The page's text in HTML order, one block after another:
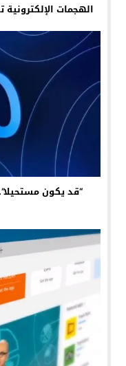
الهجمات الإلكترونية تكبد
“قد يكون